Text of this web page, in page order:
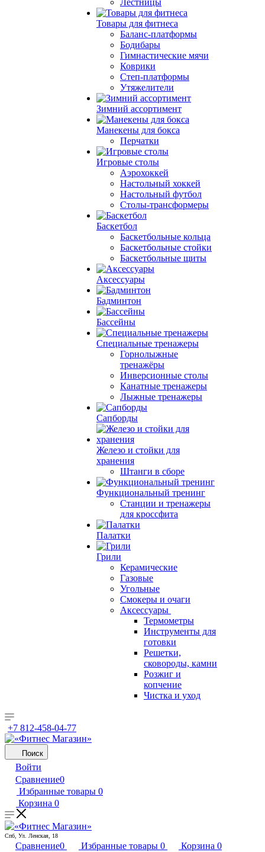
Лестницы
Товары для фитнеса
Баланс-платформы
Бодибары
Гимнастические мячи
Коврики
Степ-платформы
Утяжелители
Зимний ассортимент
Манекены для бокса
Перчатки
Игровые столы
Аэрохоккей
Настольный хоккей
Настольный футбол
Столы-трансформеры
Баскетбол
Баскетбольные кольца
Баскетбольные стойки
Баскетбольные щиты
Аксессуары
Бадминтон
Бассейны
Специальные тренажеры
Горнолыжные
тренажёры
Инверсионные столы
Канатные тренажеры
Лыжные тренажеры
Сапборды
Железо и стойки для
хранения
Штанги в сборе
Функциональный тренинг
Станции и тренажеры
для кроссфита
Палатки
Грили
Керамические
Газовые
Угольные
Смокеры и очаги
Аксессуары
Термометры
Инструменты для
готовки
Решетки,
сковороды, камни
Розжиг и
копчение
Чистка и уход
+7 812-458-04-77
Поиск
Войти
Сравнение0
Избранные товары 0
Корзина 0
Спб, Ул. Ленская, 18
Сравнение0 Избранные товары 0 Корзина 0